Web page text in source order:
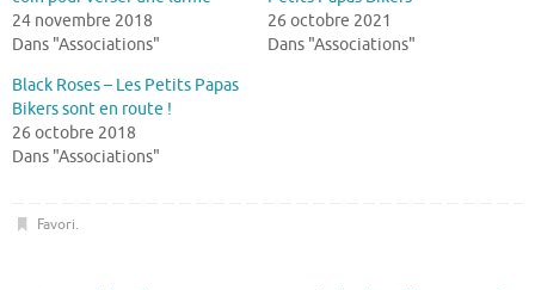
24 novembre 2018
Dans "Associations"
26 octobre 2021
Dans "Associations"
Black Roses – Les Petits Papas
Bikers sont en route !
26 octobre 2018
Dans "Associations"
Favori.